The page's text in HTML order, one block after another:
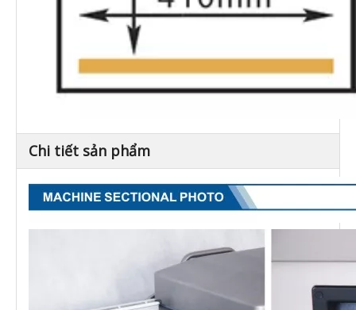
Chi tiết sản phẩm